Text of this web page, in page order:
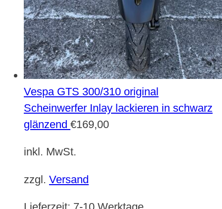
Vespa GTS 300/310 original
Scheinwerfer Inlay lackieren in schwarz
glänzend €169,00
inkl. MwSt.
zzgl. Versand